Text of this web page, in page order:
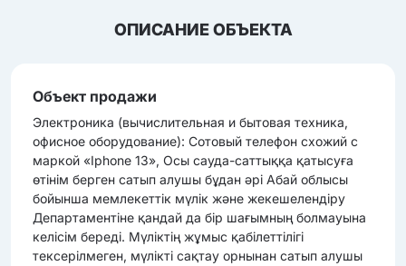
ОПИСАНИЕ ОБЪЕКТА
Объект продажи
Электроника (вычиcлительная и бытовая техника,
офиcное оборудование): Сотовый телефон схожий с
маркой «Iphone 13», Осы сауда-саттыққа қатысуға
өтінім берген сатып алушы бұдан әрі Абай облысы
бойынша мемлекеттік мүлік және жекешелендіру
Департаментіне қандай да бір шағымның болмауына
келісім береді. Мүліктің жұмыс қабілеттілігі
тексерілмеген, мүлікті сақтау орнынан сатып алушы